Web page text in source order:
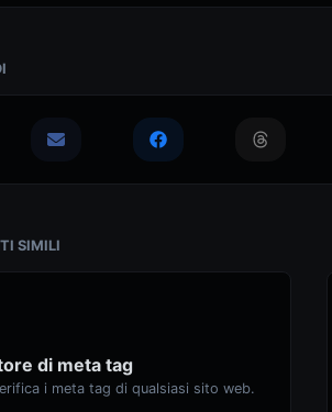
SIMILI
di meta tag
i meta tag di qualsiasi sito web.